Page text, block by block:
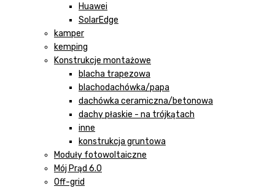
Huawei
SolarEdge
kamper
kemping
Konstrukcje montażowe
blacha trapezowa
blachodachówka/papa
dachówka ceramiczna/betonowa
dachy płaskie - na trójkątach
inne
konstrukcja gruntowa
Moduły fotowoltaiczne
Mój Prąd 6.0
Off-grid